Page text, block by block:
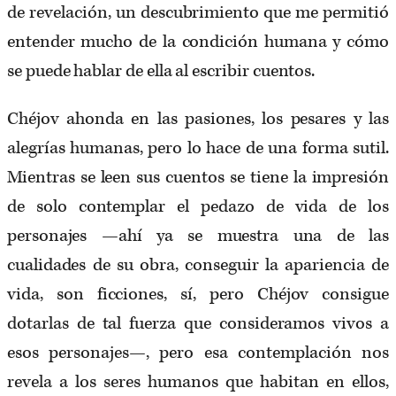
de revelación, un descubrimiento que me permitió
entender mucho de la condición humana y cómo
se puede hablar de ella al escribir cuentos.
Chéjov ahonda en las pasiones, los pesares y las
alegrías humanas, pero lo hace de una forma sutil.
Mientras se leen sus cuentos se tiene la impresión
de solo contemplar el pedazo de vida de los
personajes —ahí ya se muestra una de las
cualidades de su obra, conseguir la apariencia de
vida, son ficciones, sí, pero Chéjov consigue
dotarlas de tal fuerza que consideramos vivos a
esos personajes—, pero esa contemplación nos
revela a los seres humanos que habitan en ellos,